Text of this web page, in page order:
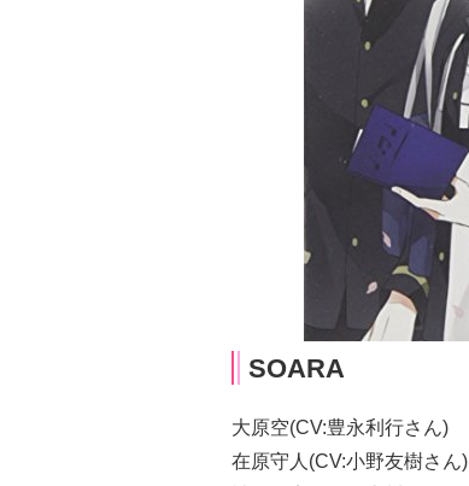
SOARA
大原空(CV:豊永利行さん)
在原守人(CV:小野友樹さん)